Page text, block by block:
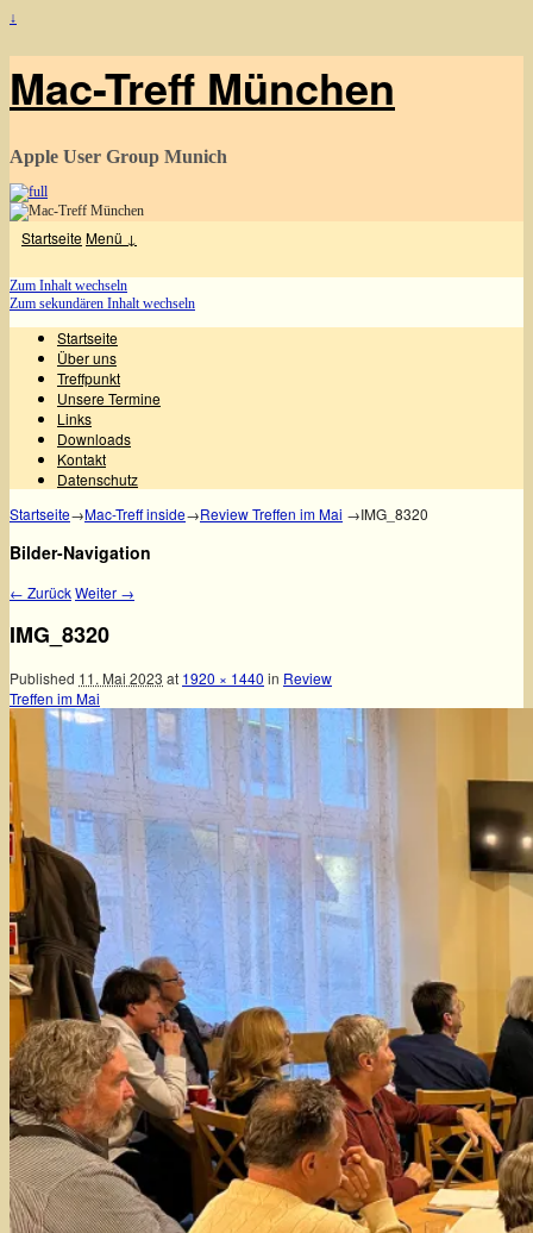
↓
Mac-Treff München
Apple User Group Munich
StartseiteMenü ↓
Zum Inhalt wechseln
Zum sekundären Inhalt wechseln
Startseite
Über uns
Treffpunkt
Unsere Termine
Links
Downloads
Kontakt
Datenschutz
Startseite→Mac-Treff inside→Review Treffen im Mai →IMG_8320
Bilder-Navigation
← ZurückWeiter →
IMG_8320
Published 11. Mai 2023 at 1920 × 1440 in Review
Treffen im Mai